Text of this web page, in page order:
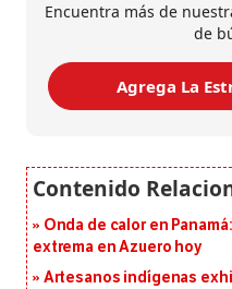
Encuentra más de
de
Agrega La
Onda de calor en
extrema en Azuero hoy
Artesanos indígenas